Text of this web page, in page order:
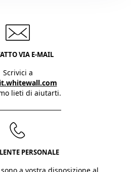
VIA E-MAIL
Scrivici a
lieti di aiutarti.
PERSONALE